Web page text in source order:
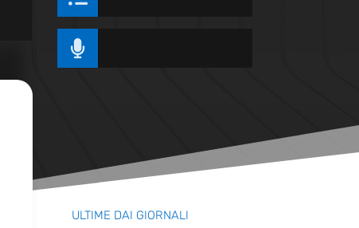

ULTIME DAI GIORNALI